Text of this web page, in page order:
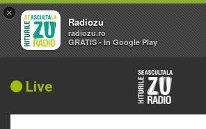
Live
×
Radiozu
radiozu.ro
GRATIS - In Google Play